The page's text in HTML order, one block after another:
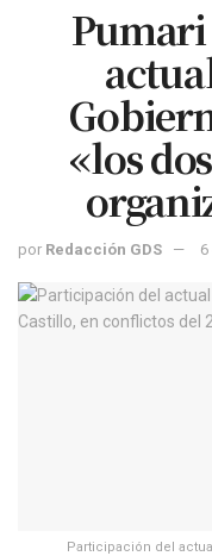
Pumari
«los
por Redacción GDS
Participación del